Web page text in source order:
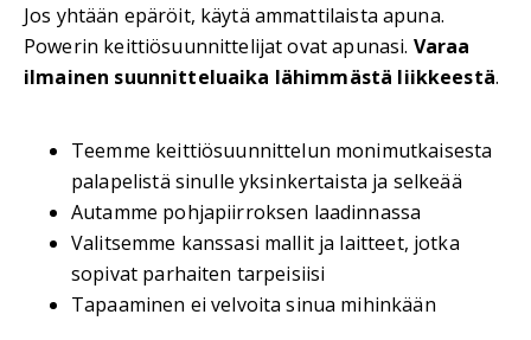
Jos yhtään epäröit, käytä ammattilaista apuna.
Powerin keittiösuunnittelijat ovat apunasi. Varaa
ilmainen suunnitteluaika lähimmästä liikkeestä.
Teemme keittiösuunnittelun monimutkaisesta
palapelistä sinulle yksinkertaista ja selkeää
Autamme pohjapiirroksen laadinnassa
Valitsemme kanssasi mallit ja laitteet, jotka
sopivat parhaiten tarpeisiisi
Tapaaminen ei velvoita sinua mihinkään